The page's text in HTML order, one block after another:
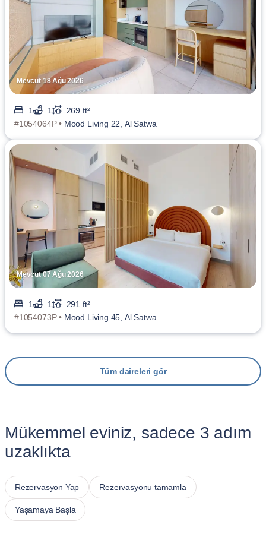
Mevcut 18 Ağu 2026
1 1
269 ft²
#1054064P • Mood Living 22, Al Satwa
Mevcut 07 Ağu 2026
1 1
291 ft²
#1054073P • Mood Living 45, Al Satwa
Tüm daireleri gör
Mükemmel eviniz, sadece 3 adım
uzaklıkta
Rezervasyon Yap Rezervasyonu tamamla
Yaşamaya Başla